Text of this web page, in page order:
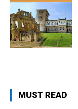
MUST READ